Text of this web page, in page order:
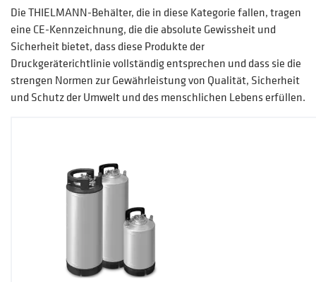
Die THIELMANN-Behälter, die in diese Kategorie fallen, tragen
eine CE-Kennzeichnung, die die absolute Gewissheit und
Sicherheit bietet, dass diese Produkte der
Druckgeräterichtlinie vollständig entsprechen und dass sie die
strengen Normen zur Gewährleistung von Qualität, Sicherheit
und Schutz der Umwelt und des menschlichen Lebens erfüllen.